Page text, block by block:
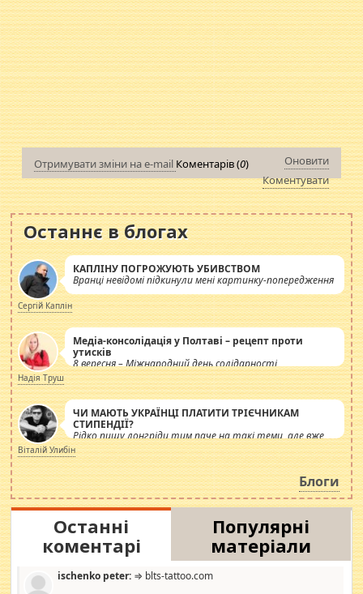
Отримувати зміни на e-mail Коментарів (0)
Оновити
Коментувати
Останнє в блогах
КАПЛІНУ ПОГРОЖУЮТЬ УБИВСТВОМ
Вранці невідомі підкинули мені картинку-попередження
Сергій Каплін
Медіа-консолідація у Полтаві – рецепт проти
утисків
8 вересня – Міжнародний день солідарності
журналістів.
Надія Труш
ЧИ МАЮТЬ УКРАЇНЦІ ПЛАТИТИ ТРІЄЧНИКАМ
СТИПЕНДІЇ?
Рідко пишу лонгріди тим паче на такі теми, але вже
просто дістало! Обурюють сьогоднішні інсенуації
навколо стипендіального питання. Штучно
роздувається ще одна соціальна катастрофа.
Віталій Улибін
Блоги
Останні
коментарі
Популярні
матеріали
ischenko peter: ⇒ blts-tattoo.com